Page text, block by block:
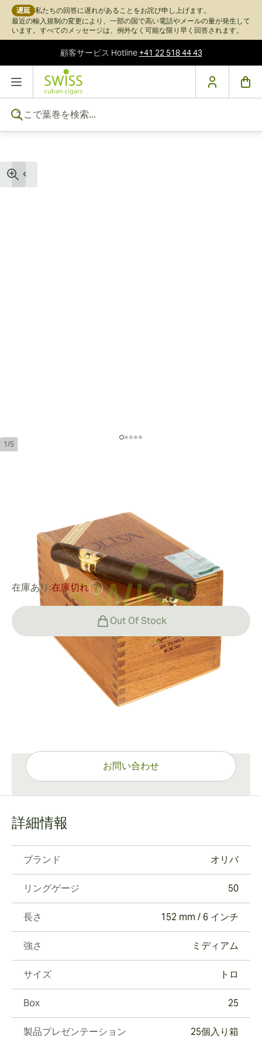
遅延 私たちの回答に遅れがあることをお詫び申し上げます。
最近の輸入規制の変更により、一部の国で高い電話やメールの量が発生して
います。すべてのメッセージは、例外なく可能な限り早く回答されます。
顧客サービス Hotline+41 22 518 44 43
コンテンツにスキップ
1/5
長さ:152 mm / 6 インチ
0レビュー
¥20,907 でした¥28,727-27%
在庫あり:在庫切れ ?
Out Of Stock
お問い合わせ
詳細情報
ブランド オリバ
リングゲージ 50
長さ 152 mm / 6 インチ
強さ ミディアム
サイズ トロ
Box 25
製品プレゼンテーション 25個入り箱